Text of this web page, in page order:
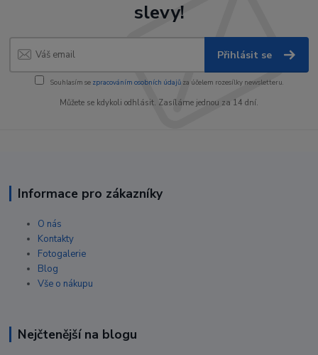
slevy!
Přihlásit se
Souhlasím se zpracováním osobních údajůza účelem rozesílky newsletteru.
Můžete se kdykoli odhlásit. Zasíláme jednou za 14 dní.
Informace pro zákazníky
O nás
Kontakty
Fotogalerie
Blog
Vše o nákupu
Nejčtenější na blogu